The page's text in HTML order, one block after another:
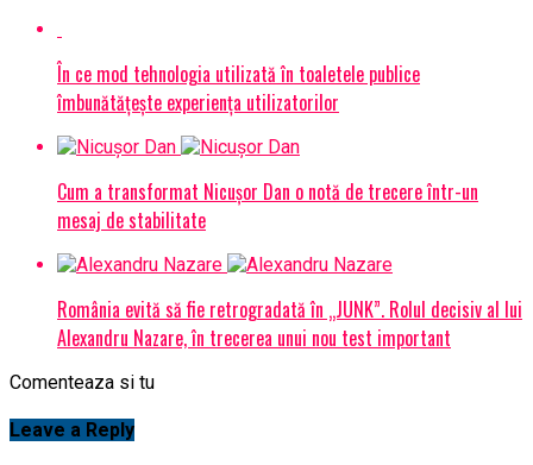
În ce mod tehnologia utilizată în toaletele publice
îmbunătățește experiența utilizatorilor
Cum a transformat Nicușor Dan o notă de trecere într-un
mesaj de stabilitate
România evită să fie retrogradată în „JUNK”. Rolul decisiv al lui
Alexandru Nazare, în trecerea unui nou test important
Comenteaza si tu
Leave a Reply